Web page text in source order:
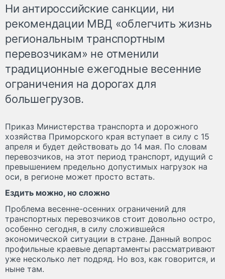
Ни антироссийские санкции, ни
рекомендации МВД «облегчить жизнь
региональным транспортным
перевозчикам» не отменили
традиционные ежегодные весенние
ограничения на дорогах для
большегрузов.
Приказ Министерства транспорта и дорожного
хозяйства Приморского края вступает в силу с 15
апреля и будет действовать до 14 мая. По словам
перевозчиков, на этот период транспорт, идущий с
превышением предельно допустимых нагрузок на
оси, в регионе может просто встать.
Ездить можно, но сложно
Проблема весенне-осенних ограничений для
транспортных перевозчиков стоит довольно остро,
особенно сегодня, в силу сложившейся
экономической ситуации в стране. Данный вопрос
профильные краевые департаменты рассматривают
уже несколько лет подряд. Но воз, как говорится, и
ныне там.